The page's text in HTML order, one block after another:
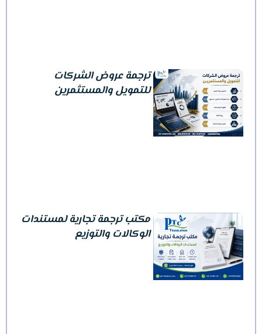
ترجمة عروض الشركات
للتمويل والمستثمرين
مكتب ترجمة تجارية لمستندات
الوكالات والتوزيع